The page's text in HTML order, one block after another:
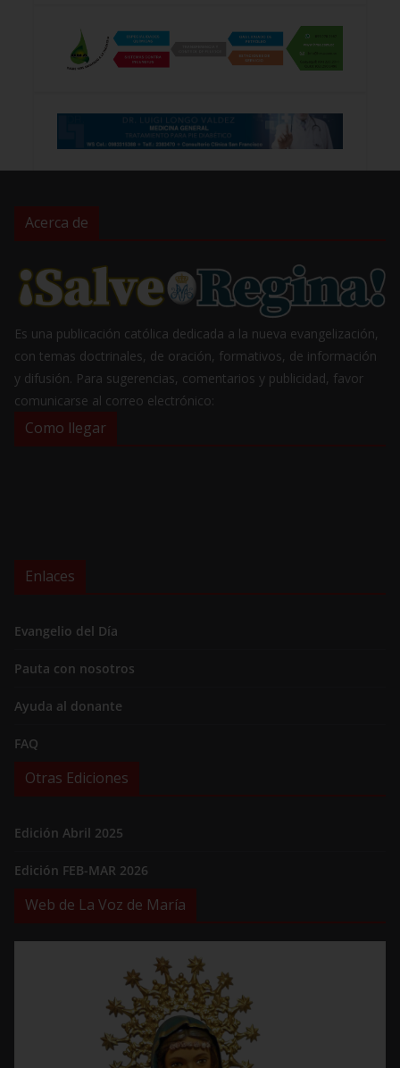
Acerca de
Es una publicación católica dedicada a la nueva evangelización,
con temas doctrinales, de oración, formativos, de información
y difusión. Para sugerencias, comentarios y publicidad, favor
comunicarse al correo electrónico:
Como llegar
Enlaces
Evangelio del Día
Pauta con nosotros
Ayuda al donante
FAQ
Otras Ediciones
Edición Abril 2025
Edición FEB-MAR 2026
Web de La Voz de María